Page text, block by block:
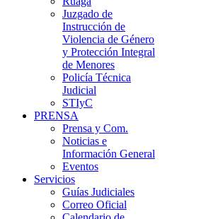
Juzgado de
Instrucción de
Violencia de Género
y Protección Integral
de Menores
Policía Técnica
Judicial
STIyC
PRENSA
Prensa y Com.
Noticias e
Información General
Eventos
Servicios
Guías Judiciales
Correo Oficial